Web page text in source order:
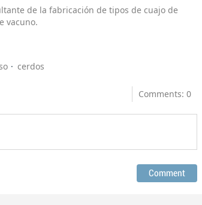
de la fabricación de tipos de cuajo de
vacuno.
cerdos
Comments: 0